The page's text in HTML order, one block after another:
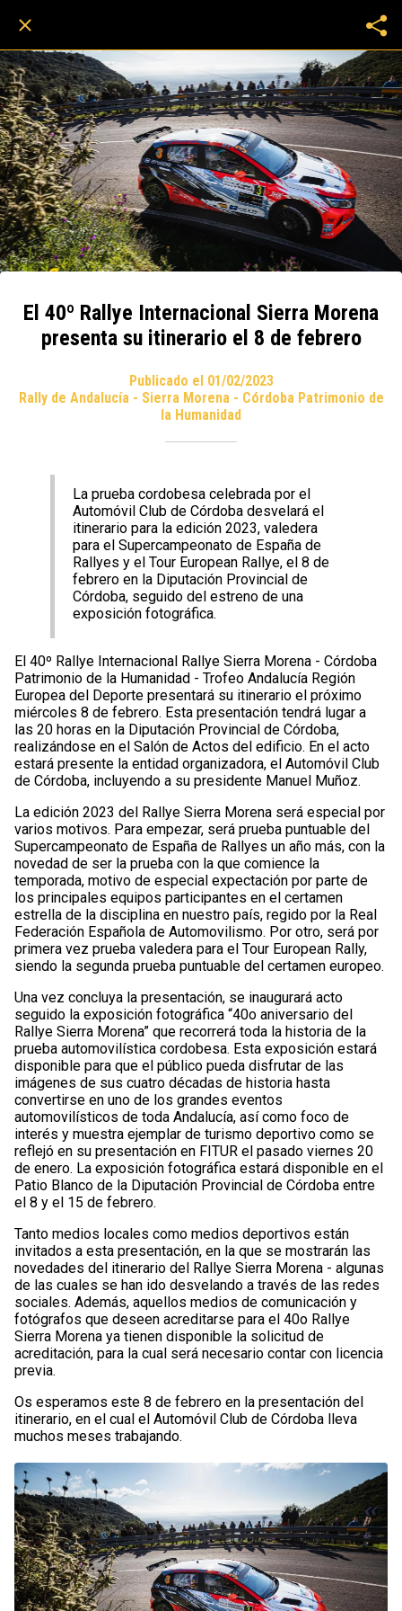
El 40º Rallye Internacional Sierra Morena
presenta su itinerario el 8 de febrero
Publicado el 01/02/2023
Rally de Andalucía - Sierra Morena - Córdoba Patrimonio de
la Humanidad
La prueba cordobesa celebrada por el
Automóvil Club de Córdoba desvelará el
itinerario para la edición 2023, valedera
para el Supercampeonato de España de
Rallyes y el Tour European Rallye, el 8 de
febrero en la Diputación Provincial de
Córdoba, seguido del estreno de una
exposición fotográfica.
El 40º Rallye Internacional Rallye Sierra Morena - Córdoba
Patrimonio de la Humanidad - Trofeo Andalucía Región
Europea del Deporte presentará su itinerario el próximo
miércoles 8 de febrero. Esta presentación tendrá lugar a
las 20 horas en la Diputación Provincial de Córdoba,
realizándose en el Salón de Actos del edificio. En el acto
estará presente la entidad organizadora, el Automóvil Club
de Córdoba, incluyendo a su presidente Manuel Muñoz.
La edición 2023 del Rallye Sierra Morena será especial por
varios motivos. Para empezar, será prueba puntuable del
Supercampeonato de España de Rallyes un año más, con la
novedad de ser la prueba con la que comience la
temporada, motivo de especial expectación por parte de
los principales equipos participantes en el certamen
estrella de la disciplina en nuestro país, regido por la Real
Federación Española de Automovilismo. Por otro, será por
primera vez prueba valedera para el Tour European Rally,
siendo la segunda prueba puntuable del certamen europeo.
Una vez concluya la presentación, se inaugurará acto
seguido la exposición fotográfica “40o aniversario del
Rallye Sierra Morena” que recorrerá toda la historia de la
prueba automovilística cordobesa. Esta exposición estará
disponible para que el público pueda disfrutar de las
imágenes de sus cuatro décadas de historia hasta
convertirse en uno de los grandes eventos
automovilísticos de toda Andalucía, así como foco de
interés y muestra ejemplar de turismo deportivo como se
reflejó en su presentación en FITUR el pasado viernes 20
de enero. La exposición fotográfica estará disponible en el
Patio Blanco de la Diputación Provincial de Córdoba entre
el 8 y el 15 de febrero.
Tanto medios locales como medios deportivos están
invitados a esta presentación, en la que se mostrarán las
novedades del itinerario del Rallye Sierra Morena - algunas
de las cuales se han ido desvelando a través de las redes
sociales. Además, aquellos medios de comunicación y
fotógrafos que deseen acreditarse para el 40o Rallye
Sierra Morena ya tienen disponible la solicitud de
acreditación, para la cual será necesario contar con licencia
previa.
Os esperamos este 8 de febrero en la presentación del
itinerario, en el cual el Automóvil Club de Córdoba lleva
muchos meses trabajando.